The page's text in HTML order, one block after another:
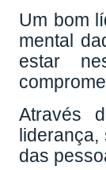
Um bom
mental
estar
Através
das